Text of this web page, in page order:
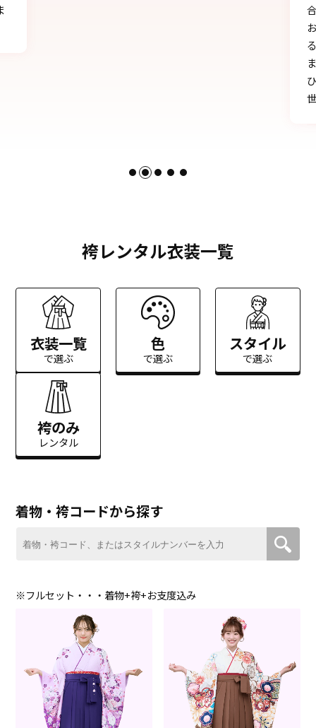
袴レンタル衣装一覧
衣装一覧
で選ぶ
色
で選ぶ
スタイル
で選ぶ
袴のみ
レンタル
着物・袴コードから探す
※フルセット・・・着物+袴+お支度込み